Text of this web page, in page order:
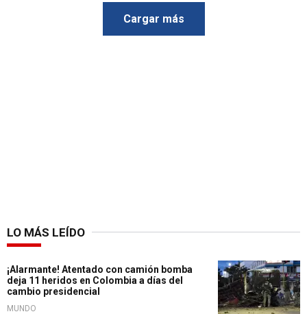
Cargar más
LO MÁS LEÍDO
¡Alarmante! Atentado con camión bomba
deja 11 heridos en Colombia a días del
cambio presidencial
MUNDO